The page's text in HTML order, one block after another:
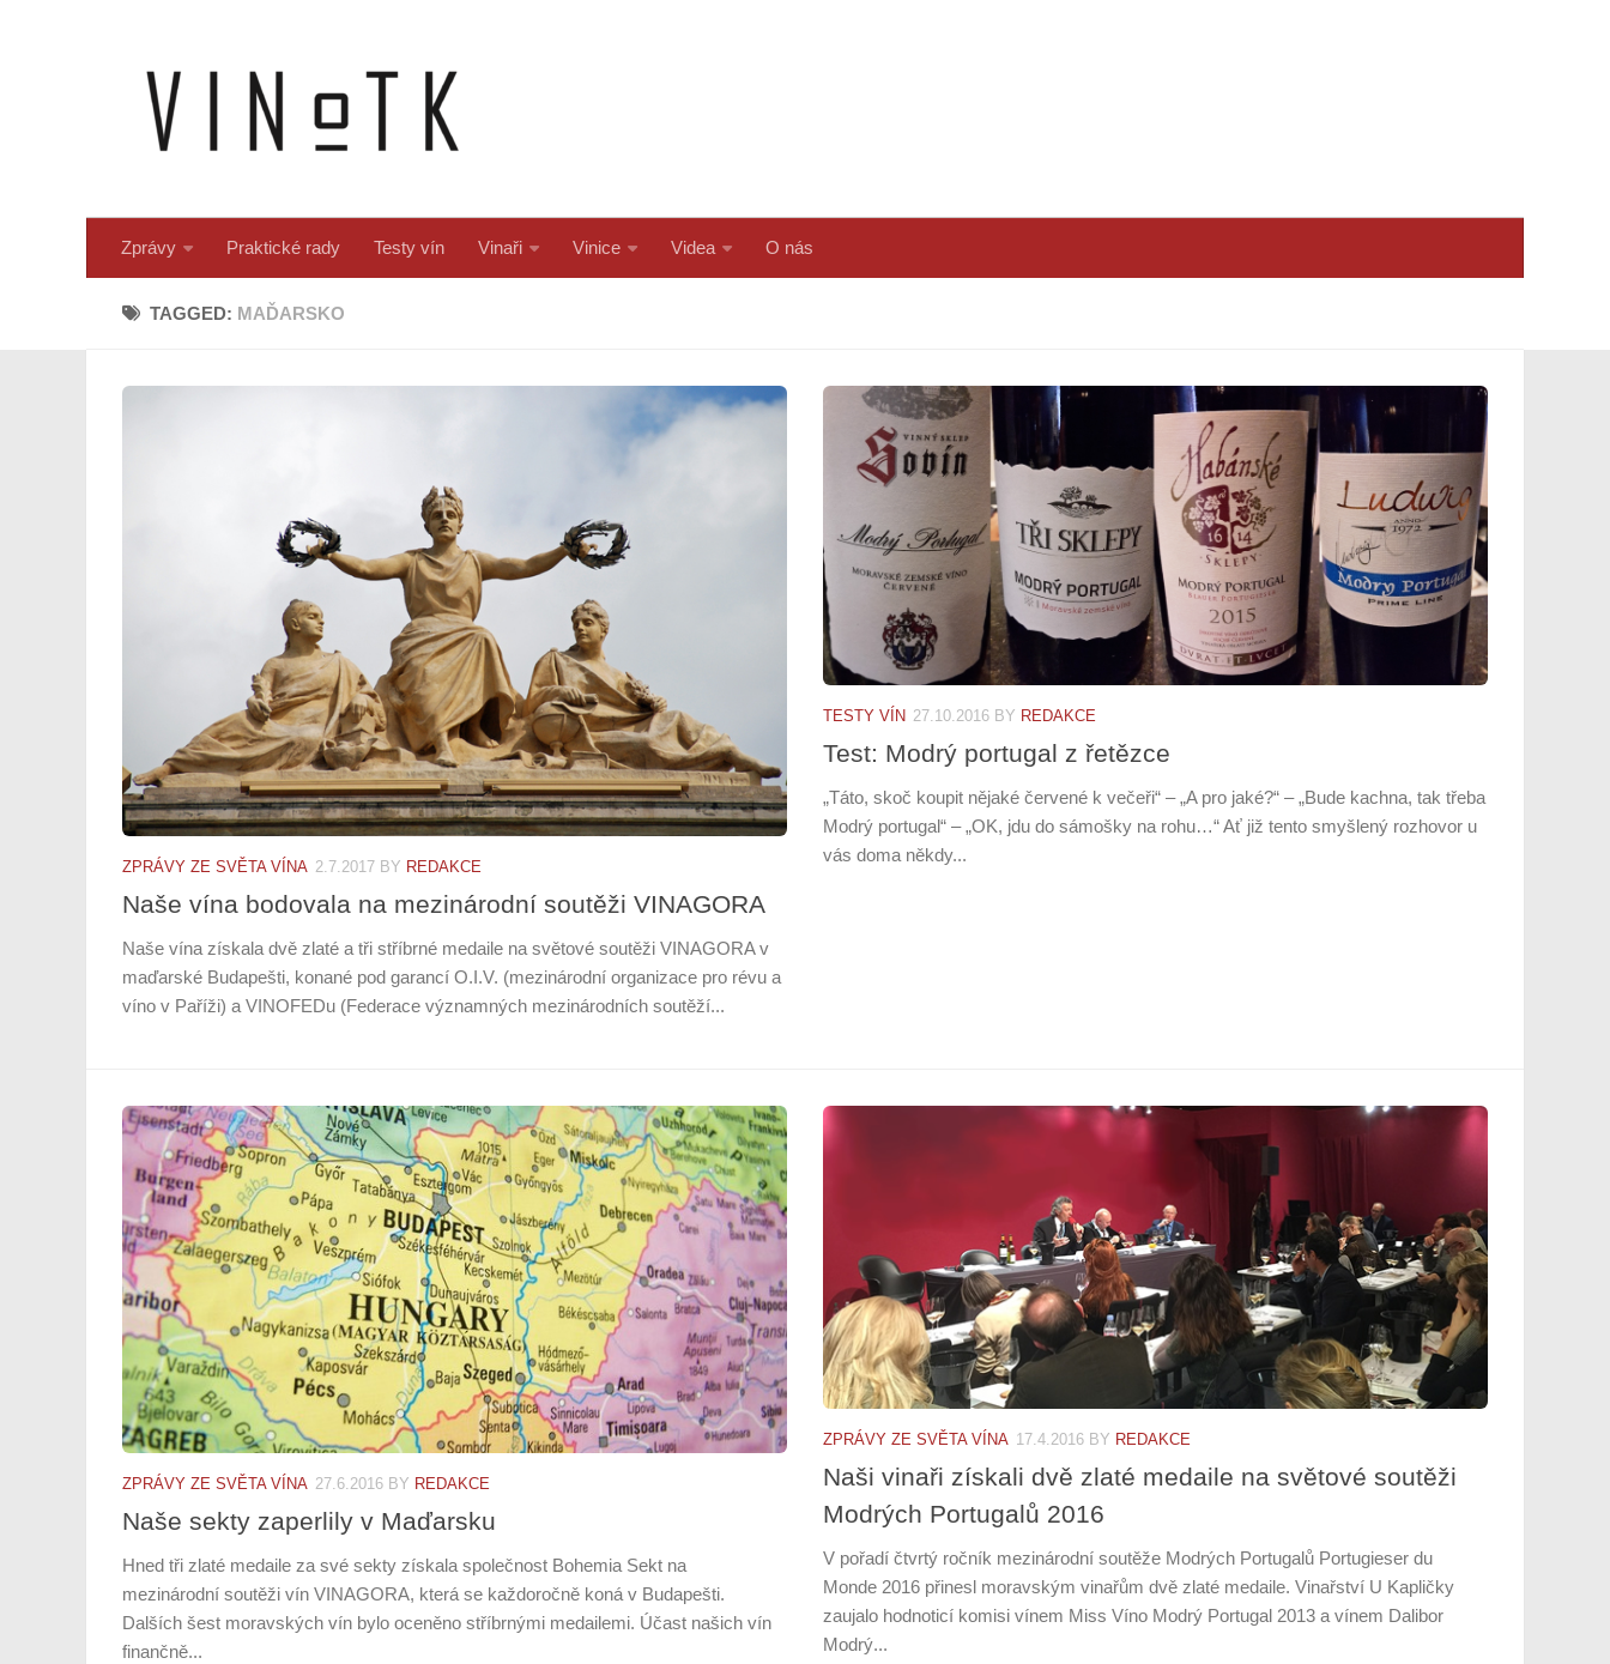
Zprávy Praktické rady Testy vín Vinaři Vinice Videa O nás
TAGGED: MAĎARSKO
ZPRÁVY ZE SVĚTA VÍNA 2.7.2017 BY REDAKCE
Naše vína bodovala na mezinárodní soutěži VINAGORA
Naše vína získala dvě zlaté a tři stříbrné medaile na světové soutěži VINAGORA v
maďarské Budapešti, konané pod garancí O.I.V. (mezinárodní organizace pro révu a
víno v Paříži) a VINOFEDu (Federace významných mezinárodních soutěží...
TESTY VÍN 27.10.2016 BY REDAKCE
Test: Modrý portugal z řetězce
„Táto, skoč koupit nějaké červené k večeři“ – „A pro jaké?“ – „Bude kachna, tak třeba
Modrý portugal“ – „OK, jdu do sámošky na rohu…“ Ať již tento smyšlený rozhovor u
vás doma někdy...
ZPRÁVY ZE SVĚTA VÍNA 27.6.2016 BY REDAKCE
Naše sekty zaperlily v Maďarsku
Hned tři zlaté medaile za své sekty získala společnost Bohemia Sekt na
mezinárodní soutěži vín VINAGORA, která se každoročně koná v Budapešti.
Dalších šest moravských vín bylo oceněno stříbrnými medailemi. Účast našich vín
finančně...
ZPRÁVY ZE SVĚTA VÍNA 17.4.2016 BY REDAKCE
Naši vinaři získali dvě zlaté medaile na světové soutěži
Modrých Portugalů 2016
V pořadí čtvrtý ročník mezinárodní soutěže Modrých Portugalů Portugieser du
Monde 2016 přinesl moravským vinařům dvě zlaté medaile. Vinařství U Kapličky
zaujalo hodnoticí komisi vínem Miss Víno Modrý Portugal 2013 a vínem Dalibor
Modrý...